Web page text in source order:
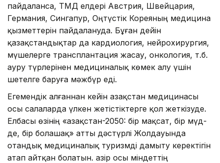
пайдаланса, ТМД елдері Австрия, Швейцария,
Германия, Сингапур, Оңтүстік Кореяның медицина
қызметтерін пайдалануда. Бұған дейін
қазақстандықтар да кардиология, нейрохирургия,
мүшелерге трансплантация жасау, онкология, т.б.
ауру түрлерінен медициналық көмек алу үшін
шетелге баруға мәжбүр еді.
Егемендік алғаннан кейін Қазақ­стан медицинасы
осы салаларда үлкен жетістіктерге қол жеткізуде.
Елбасы өзінің «Қа­зақстан-2050: бір мақсат, бір мүд­
де, бір болашақ» атты дәс­түрлі Жолдауында
отандық медициналық туризмді дамыту керектігін
атап айтқан болатын. Қазір осы міндеттің